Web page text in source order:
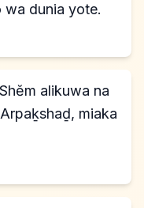
wa dunia yote.
alikuwa na
miaka